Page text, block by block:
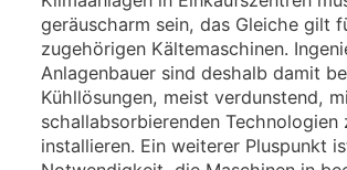
geräuscharm sein, das Gleiche gilt
zugehörigen Kältemaschinen.
Anlagenbauer sind deshalb damit
Kühllösungen, meist verdunstend,
schallabsorbierenden Technologien
installieren. Ein weiterer Pluspunkt